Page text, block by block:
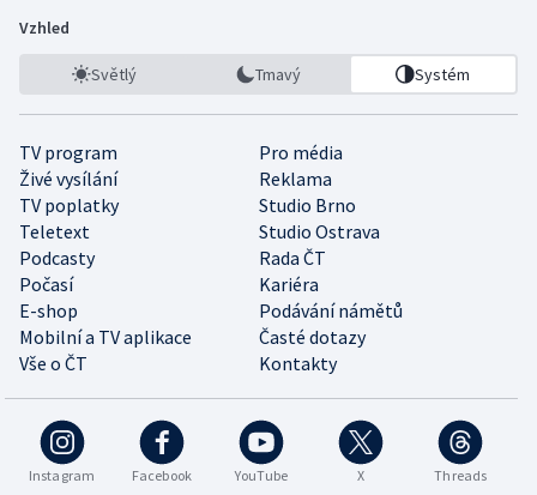
Vzhled
Světlý Tmavý Systém
TV program
Pro média
Živé vysílání
Reklama
TV poplatky
Studio Brno
Teletext
Studio Ostrava
Podcasty
Rada ČT
Počasí
Kariéra
E-shop
Podávání námětů
Mobilní a TV aplikace
Časté dotazy
Vše o ČT
Kontakty
Instagram Facebook YouTube X Threads